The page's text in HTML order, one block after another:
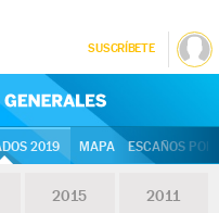
SUSCRÍBETE
2019 MAPA ESCAÑOS
2015 2011